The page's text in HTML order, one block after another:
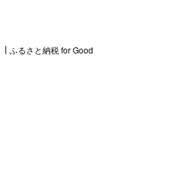
ふるさと納税 for Good